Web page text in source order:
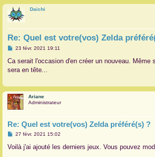
Daichi
Re: Quel est votre(vos) Zelda
M
s
a
23 févr. 2021 19:11
Ca serait l'occasion d'en créer un nouveau. Même
sera en tête...
Ariane
Administrateur
Re: Quel est votre(vos) Zelda préféré(s) ?
M
s
27 févr. 2021 15:02
Voilà j'ai ajouté les derniers jeux. Vous pouvez